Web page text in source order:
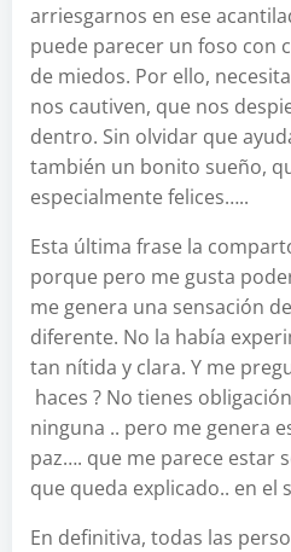
arriesgarnos en ese
puede parecer un foso con
de miedos. Por ello,
nos cautiven, que nos
dentro. Sin olvidar que
también un bonito sueño,
especialmente felices…..
Esta última frase la
porque pero me gusta
me genera una sensación
diferente. No la había
tan nítida y clara. Y me
haces ? No tienes
ninguna .. pero me genera
paz…. que me parece estar
que queda explicado.. en
En definitiva, todas las